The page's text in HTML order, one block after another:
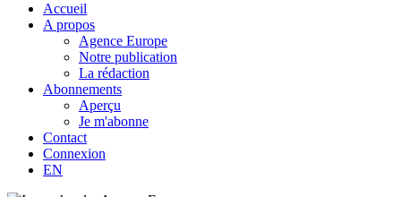
Accueil
A propos
Agence Europe
Notre publication
La rédaction
Abonnements
Aperçu
Je m'abonne
Contact
Connexion
EN